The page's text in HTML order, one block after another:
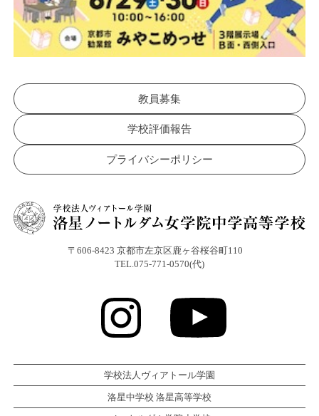
教員募集
学校評価報告
プライバシーポリシー
〒606-8423 京都市左京区鹿ヶ谷桜谷町110
TEL.075-771-0570(代)
学校法人ヴィアトール学園
洛星中学校 洛星高等学校